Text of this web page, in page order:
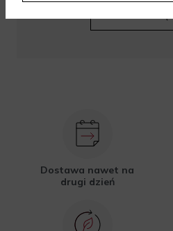
Dostawa nawet na
drugi dzień